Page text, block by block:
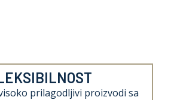
prilagodljivi proizvodi sa